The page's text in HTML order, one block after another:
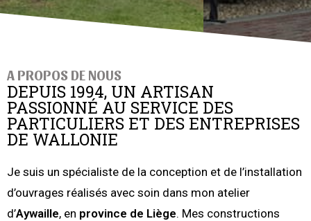
A PROPOS DE NOUS
DEPUIS 1994, UN ARTISAN
PASSIONNÉ AU SERVICE DES
PARTICULIERS ET DES ENTREPRISES
DE WALLONIE
Je suis un spécialiste de la conception et de l’installation
d’ouvrages réalisés avec soin dans mon atelier
d’Aywaille, en province de Liège. Mes constructions